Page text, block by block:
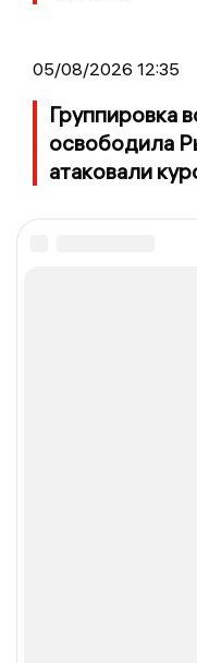
05/08/2026 12:35
Группировка
освободила
атаковали